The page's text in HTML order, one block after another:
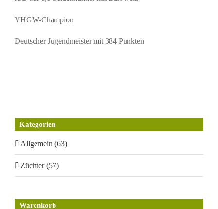
VHGW-Champion
Deutscher Jugendmeister mit 384 Punkten
Kategorien
Allgemein (63)
Züchter (57)
Warenkorb